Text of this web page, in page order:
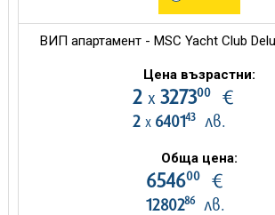
ВИП апартамент - MSC Yacht Club
Цена възрастни:
2 х 327300€
2 х 640143лв.
Обща цена:
654600€
1280286лв.